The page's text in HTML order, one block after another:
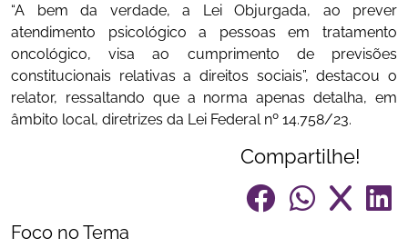
“A bem da verdade, a Lei Objurgada, ao prever
atendimento psicológico a pessoas em tratamento
oncológico, visa ao cumprimento de previsões
constitucionais relativas a direitos sociais”, destacou o
relator, ressaltando que a norma apenas detalha, em
âmbito local, diretrizes da Lei Federal nº 14.758/23.
Compartilhe!
Foco no Tema